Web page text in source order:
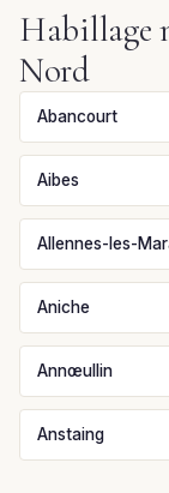
Habillage
Nord
Abancourt
Aibes
Allennes-les-
Aniche
Annœullin
Anstaing